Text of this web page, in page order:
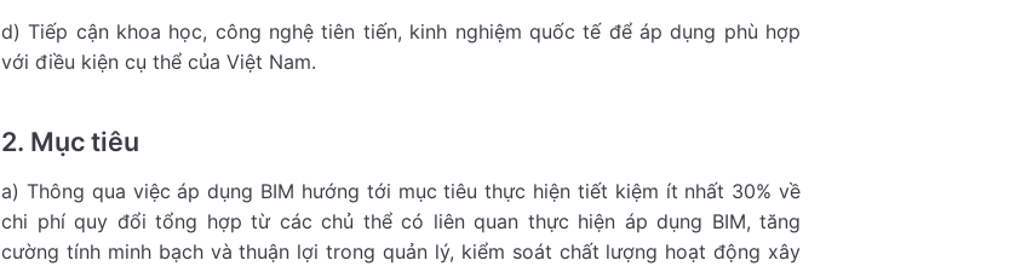
d) Tiếp cận khoa học, công nghệ tiên tiến, kinh nghiệm quốc tế để áp dụng phù hợp
với điều kiện cụ thể của Việt Nam.
2. Mục tiêu
a) Thông qua việc áp dụng BIM hướng tới mục tiêu thực hiện tiết kiệm ít nhất 30% về
chi phí quy đổi tổng hợp từ các chủ thể có liên quan thực hiện áp dụng BIM, tăng
cường tính minh bạch và thuận lợi trong quản lý, kiểm soát chất lượng hoạt động xây